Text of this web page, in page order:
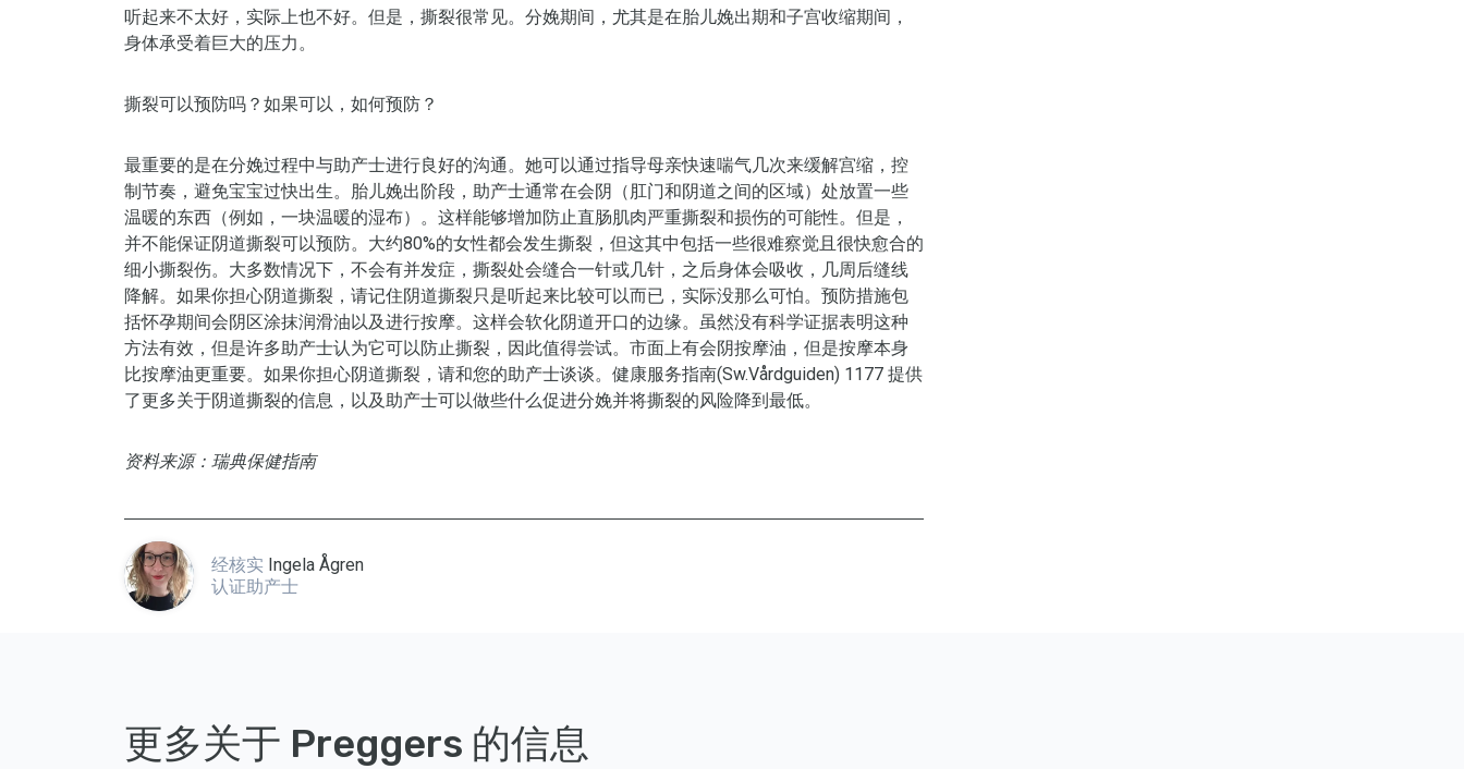
听起来不太好，实际上也不好。但是，撕裂很常见。分娩期间，尤其是在胎儿娩出期和子宫收缩期间，
身体承受着巨大的压力。
撕裂可以预防吗？如果可以，如何预防？
最重要的是在分娩过程中与助产士进行良好的沟通。她可以通过指导母亲快速喘气几次来缓解宫缩，控
制节奏，避免宝宝过快出生。胎儿娩出阶段，助产士通常在会阴（肛门和阴道之间的区域）处放置一些
温暖的东西（例如，一块温暖的湿布）。这样能够增加防止直肠肌肉严重撕裂和损伤的可能性。但是，
并不能保证阴道撕裂可以预防。大约80%的女性都会发生撕裂，但这其中包括一些很难察觉且很快愈合的
细小撕裂伤。大多数情况下，不会有并发症，撕裂处会缝合一针或几针，之后身体会吸收，几周后缝线
降解。如果你担心阴道撕裂，请记住阴道撕裂只是听起来比较可以而已，实际没那么可怕。预防措施包
括怀孕期间会阴区涂抹润滑油以及进行按摩。这样会软化阴道开口的边缘。虽然没有科学证据表明这种
方法有效，但是许多助产士认为它可以防止撕裂，因此值得尝试。市面上有会阴按摩油，但是按摩本身
比按摩油更重要。如果你担心阴道撕裂，请和您的助产士谈谈。健康服务指南(Sw.Vårdguiden) 1177 提供
了更多关于阴道撕裂的信息，以及助产士可以做些什么促进分娩并将撕裂的风险降到最低。
资料来源：瑞典保健指南
经核实 Ingela Ågren
认证助产士
更多关于 Preggers 的信息